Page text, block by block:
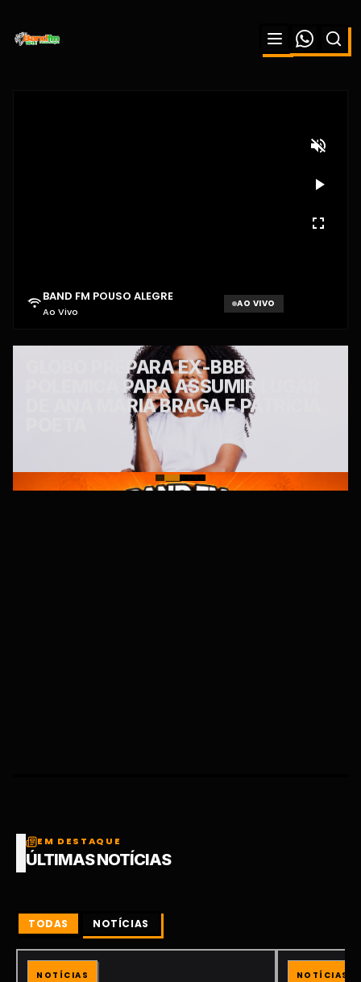
BAND FM POUSO ALEGRE
Ao Vivo
AO VIVO
EM DESTAQUE
ÚLTIMAS NOTÍCIAS
TODAS NOTÍCIAS
NOTÍCIAS NOTÍCIAS